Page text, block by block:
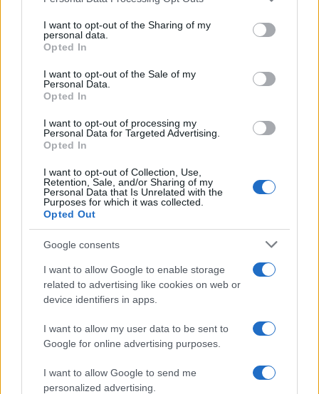
I want to opt-out of the Sharing of my
personal data.
Opted In
I want to opt-out of the Sale of my
Personal Data.
Opted In
I want to opt-out of processing my
Personal Data for Targeted Advertising.
Opted In
I want to opt-out of Collection, Use,
Retention, Sale, and/or Sharing of my
Personal Data that Is Unrelated with the
Purposes for which it was collected.
Opted Out
Google consents
I want to allow Google to enable storage
related to advertising like cookies on web or
device identifiers in apps.
I want to allow my user data to be sent to
Google for online advertising purposes.
I want to allow Google to send me
personalized advertising.
Meno agenti
Premessi questi dati di fatto, che, tuttavia, non
trovano rapido ed universale rimedio, e ciò sia
ben sottolineato, possiamo però affermare che
stiamo sbagliando di grossoladdove, per una
serie di motivi legati alla praticità ed alla carenza
di personale in primis, stiamo togliendo uomini in
divisa a sorvegliare e pattugliare almeno i luoghi
pubblici ove si verifica la maggior parte dei piccoli
e grandi delitti che vediamo ogni giorno in
televisione.
Le colpe della politica
Ancora una volta, la politica ha le sue massime
colpe, vuoi perché per decenni ha flirtato con
quelli allergici alle divise in genere e che dà
volentieri un voto a chi si dichiari
“nonviolento”